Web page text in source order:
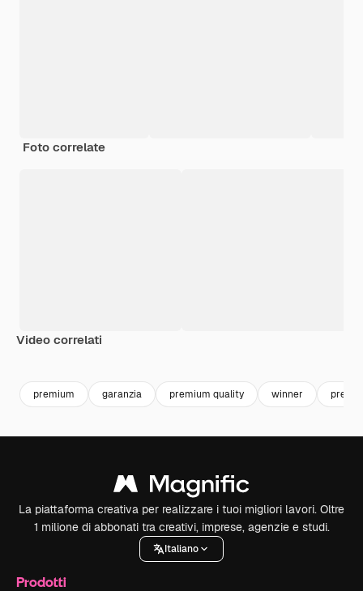
Foto correlate
Video correlati
premium garanzia premium quality winner premio
La piattaforma creativa per realizzare i tuoi migliori lavori. Oltre
1 milione di abbonati tra creativi, imprese, agenzie e studi.
Italiano
Prodotti